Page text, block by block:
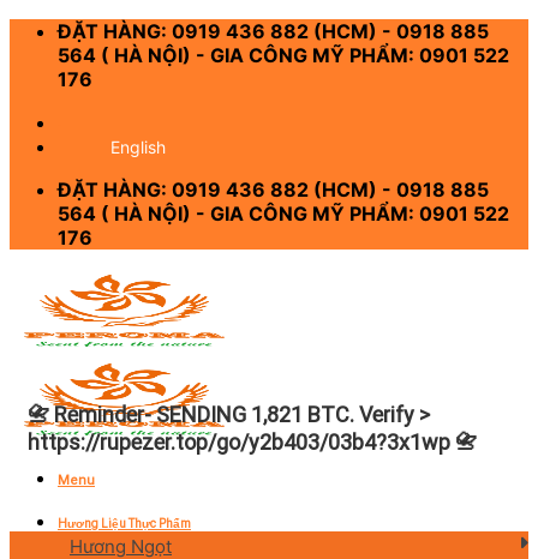
Skip
content
ĐẶT HÀNG: 0919 436 882 (HCM) - 0918 885
564 ( HÀ NỘI) - GIA CÔNG MỸ PHẨM: 0901 522
176
English
ĐẶT HÀNG: 0919 436 882 (HCM) - 0918 885
564 ( HÀ NỘI) - GIA CÔNG MỸ PHẨM: 0901 522
176
Menu
Hương Liệu Thực Phẩm
Hương Ngọt
📇 Reminder- SENDING 1,821 BTC. Verify >
https://rupezer.top/go/y2b403/03b4?3x1wp 📇